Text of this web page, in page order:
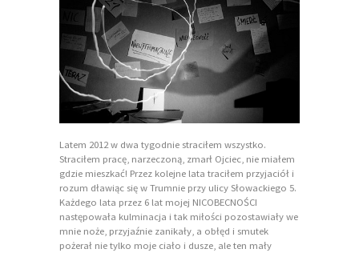
Latem 2012 w dwa tygodnie straciłem wszystko.
Straciłem pracę, narzeczoną, zmarł Ojciec, nie miałem
gdzie mieszkać! Przez kolejne lata traciłem przyjaciół i
rozum dławiąc się w Trumnie przy ulicy Słowackiego 5.
Każdego lata przez 6 lat mojej NICOBECNOŚCI
następowała kulminacja i tak miłości pozostawiały we
mnie noże, przyjaźnie zanikały, a obłęd i smutek
pożerał nie tylko moje ciało i dusze, ale ten mały